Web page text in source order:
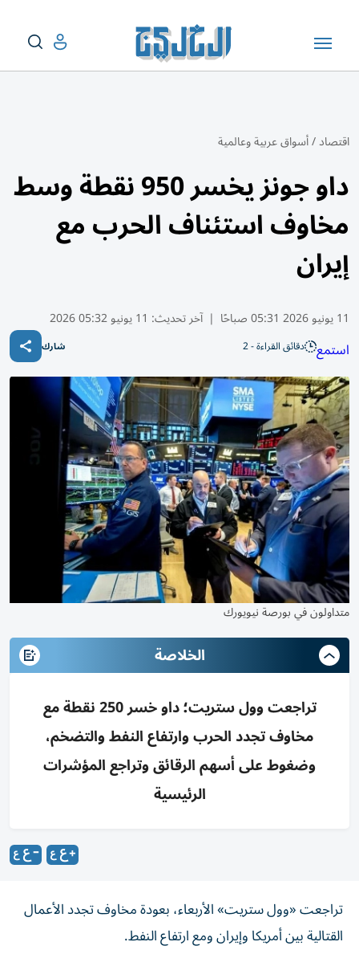
اقتصاد/أسواق عربية وعالمية
داو جونز يخسر 950 نقطة وسط
مخاوف استئناف الحرب مع
إيران
11 يونيو 2026 05:31 صباحًا | آخر تحديث: 11 يونيو 05:32 2026
استمع دقائق القراءة - 2 شارك
متداولون في بورصة نيويورك
الخلاصة
تراجعت وول ستريت؛ داو خسر 250 نقطة مع
مخاوف تجدد الحرب وارتفاع النفط والتضخم،
وضغوط على أسهم الرقائق وتراجع المؤشرات
الرئيسية
تراجعت «وول ستريت» الأربعاء، بعودة مخاوف تجدد الأعمال
القتالية بين أمريكا وإيران ومع ارتفاع النفط.